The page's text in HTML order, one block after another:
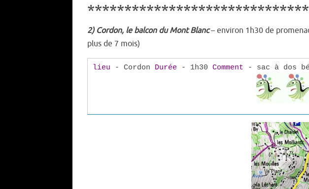
2) Cordon, le balcon du Mont Blanc– environ 1h30 de
plus de 7 mois)
lieu - Cordon Durée - 1h30 Comment - sac à dos